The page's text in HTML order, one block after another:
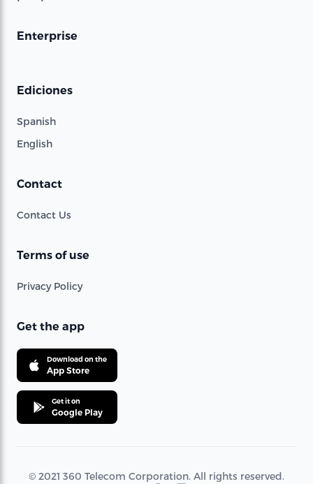
Enterprise
Ediciones
Spanish
English
Contact
Contact Us
Terms of use
Privacy Policy
Get the app
Download on the
App Store
Get it on
Google Play
© 2021 360 Telecom Corporation. All rights reserved.